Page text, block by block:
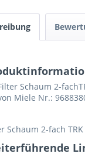
Schaum 2-
Miele Nr.:
Schaum 2-fach